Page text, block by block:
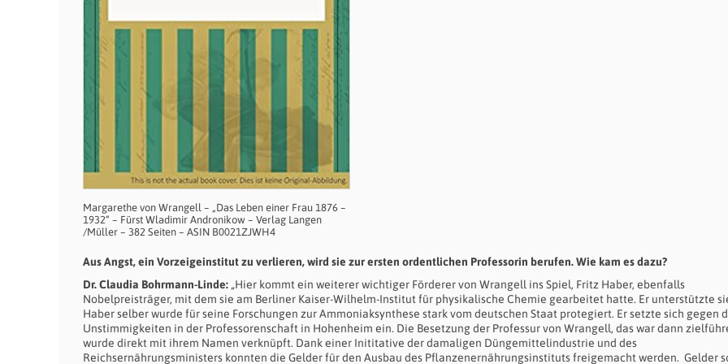
Margarethe von Wrangell – „Das Leben einer Frau 1876 –
1932“ – Fürst Wladimir Andronikow – Verlag Langen
/Müller – 382 Seiten – ASIN B0021ZJWH4
Aus Angst, ein Vorzeigeinstitut zu verlieren, wird sie zur ersten ordentlichen Professorin berufen. Wie kam es dazu?
Dr. Claudia Bohrmann-Linde: „Hier kommt ein weiterer wichtiger Förderer von Wrangell ins Spiel, Fritz Haber, ebenfalls
Nobelpreisträger, mit dem sie am Berliner Kaiser-Wilhelm-Institut für physikalische Chemie gearbeitet hatte. Er unterstützte
Haber selber wurde für seine Forschungen zur Ammoniaksynthese stark vom deutschen Staat protegiert. Er setzte sich gegen
Unstimmigkeiten in der Professorenschaft in Hohenheim ein. Die Besetzung der Professur von Wrangell, das war dann
wurde direkt mit ihrem Namen verknüpft. Dank einer Inititative der damaligen Düngemittelindustrie und des
Reichsernährungsministers konnten die Gelder für den Ausbau des Pflanzenernährungsinstituts freigemacht werden. Gelder